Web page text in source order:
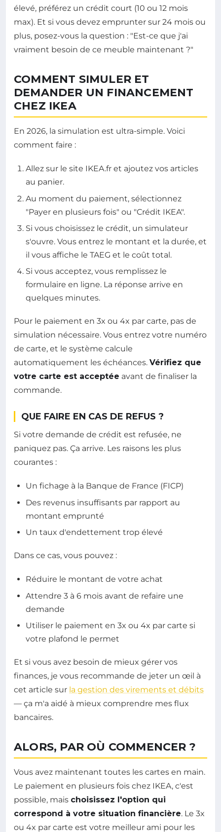
élevé, préférez un crédit court (10 ou 12 mois
max). Et si vous devez emprunter sur 24 mois ou
plus, posez-vous la question : "Est-ce que j'ai
vraiment besoin de ce meuble maintenant ?"
COMMENT SIMULER ET
DEMANDER UN FINANCEMENT
CHEZ IKEA
En 2026, la simulation est ultra-simple. Voici
comment faire :
Allez sur le site IKEA.fr et ajoutez vos articles
au panier.
Au moment du paiement, sélectionnez
"Payer en plusieurs fois" ou "Crédit IKEA".
Si vous choisissez le crédit, un simulateur
s'ouvre. Vous entrez le montant et la durée, et
il vous affiche le TAEG et le coût total.
Si vous acceptez, vous remplissez le
formulaire en ligne. La réponse arrive en
quelques minutes.
Pour le paiement en 3x ou 4x par carte, pas de
simulation nécessaire. Vous entrez votre numéro
de carte, et le système calcule
automatiquement les échéances. Vérifiez que
votre carte est acceptée avant de finaliser la
commande.
QUE FAIRE EN CAS DE REFUS ?
Si votre demande de crédit est refusée, ne
paniquez pas. Ça arrive. Les raisons les plus
courantes :
Un fichage à la Banque de France (FICP)
Des revenus insuffisants par rapport au
montant emprunté
Un taux d'endettement trop élevé
Dans ce cas, vous pouvez :
Réduire le montant de votre achat
Attendre 3 à 6 mois avant de refaire une
demande
Utiliser le paiement en 3x ou 4x par carte si
votre plafond le permet
Et si vous avez besoin de mieux gérer vos
finances, je vous recommande de jeter un œil à
cet article sur la gestion des virements et débits
— ça m'a aidé à mieux comprendre mes flux
bancaires.
ALORS, PAR OÙ COMMENCER ?
Vous avez maintenant toutes les cartes en main.
Le paiement en plusieurs fois chez IKEA, c'est
possible, mais choisissez l'option qui
correspond à votre situation financière. Le 3x
ou 4x par carte est votre meilleur ami pour les